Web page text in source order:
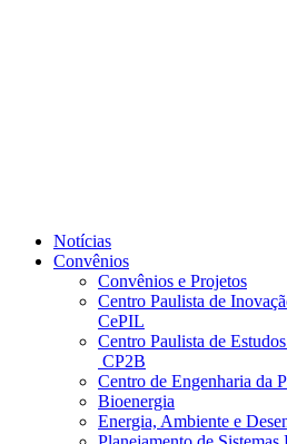
Notícias
Convênios
Convênios e Projetos
Centro Paulista de
CePIL
Centro Paulista de
CP2B
Centro de Engenharia da
Bioenergia
Energia, Ambiente e